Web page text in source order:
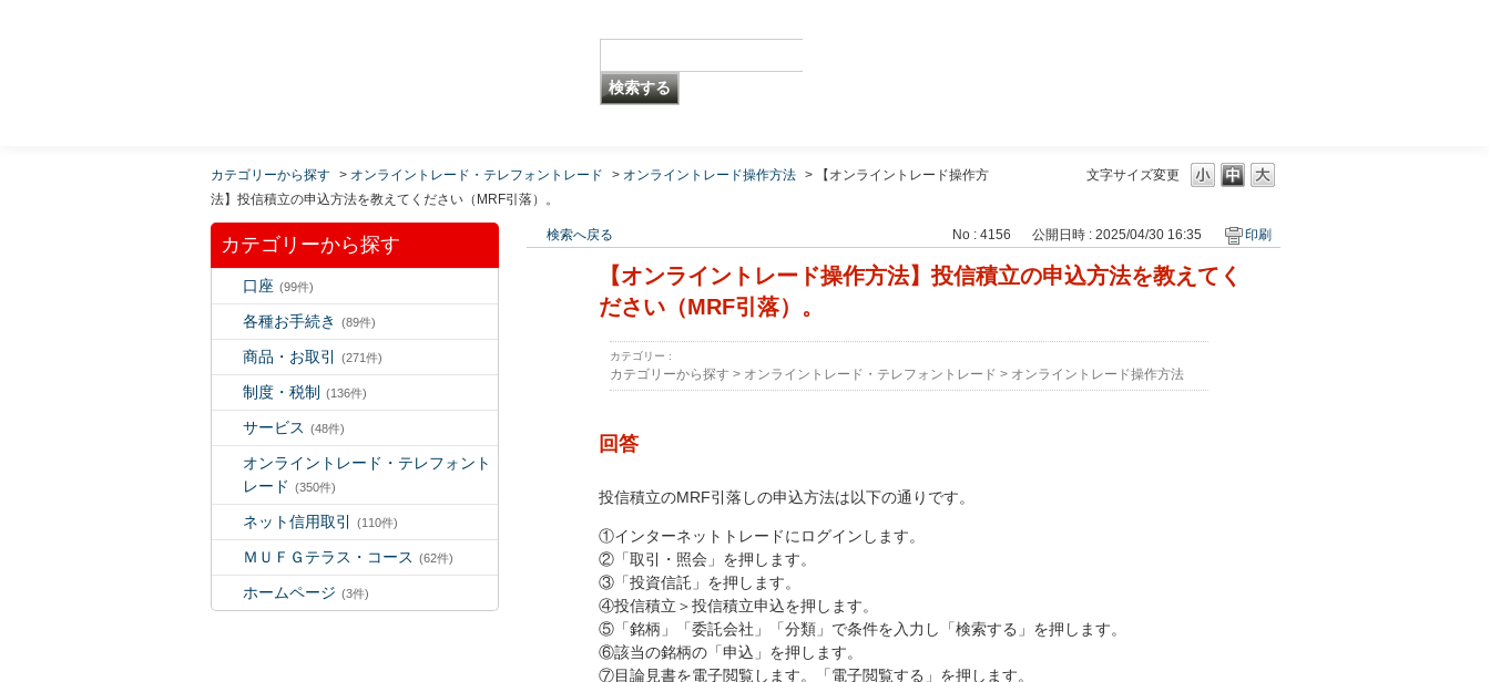
文字サイズ変更
カテゴリーから探す > オンライントレード・テレフォントレード > オンライントレード操作方法 >
【オンライントレード操作方
法】投信積立の申込方法を教えてください（MRF引落）。
カテゴリーから探す
口座 (99件)
各種お手続き (89件)
商品・お取引 (271件)
制度・税制 (136件)
サービス (48件)
オンライントレード・テレフォント
レード (350件)
ネット信用取引 (110件)
ＭＵＦＧテラス・コース (62件)
ホームページ (3件)
検索へ戻る No : 4156 公開日時 : 2025/04/30 16:35 印刷
【オンライントレード操作方法】投信積立の申込方法を教えてく
ださい（MRF引落）。
カテゴリー :
カテゴリーから探す > オンライントレード・テレフォントレード > オンライントレード操作方法
回答
投信積立のMRF引落しの申込方法は以下の通りです。
①インターネットトレードにログインします。
②「取引・照会」を押します。
③「投資信託」を押します。
④投信積立＞投信積立申込を押します。
⑤「銘柄」「委託会社」「分類」で条件を入力し「検索する」を押します。
⑥該当の銘柄の「申込」を押します。
⑦目論見書を電子閲覧します。「電子閲覧する」を押します。